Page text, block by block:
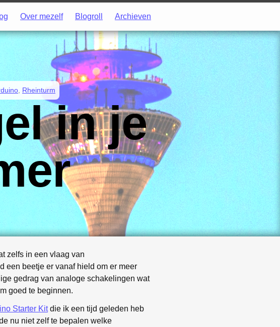
Over mezelf Blogroll Archieven
Rheinturm
in je
zelfs in een vlaag van
een beetje er vanaf hield om er meer
gedrag van analoge schakelingen wat
goed te beginnen.
Starter Kitdie ik een tijd geleden heb
nu niet zelf te bepalen welke